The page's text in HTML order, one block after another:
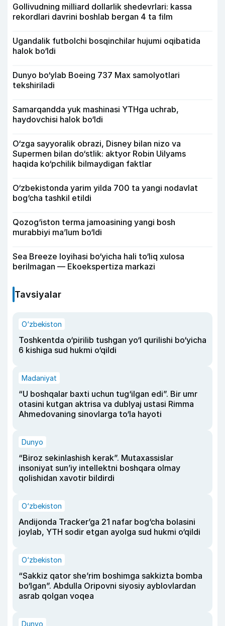
Gollivudning milliard dollarlik shedevrlari: kassa
rekordlari davrini boshlab bergan 4 ta film
Ugandalik futbolchi bosqinchilar hujumi oqibatida
halok bo‘ldi
Dunyo bo‘ylab Boeing 737 Max samolyotlari
tekshiriladi
Samarqandda yuk mashinasi YTHga uchrab,
haydovchisi halok bo‘ldi
O‘zga sayyoralik obrazi, Disney bilan nizo va
Supermen bilan do‘stlik: aktyor Robin Uilyams
haqida ko‘pchilik bilmaydigan faktlar
O‘zbekistonda yarim yilda 700 ta yangi nodavlat
bog‘cha tashkil etildi
Qozog‘iston terma jamoasining yangi bosh
murabbiyi ma’lum bo‘ldi
Sea Breeze loyihasi bo‘yicha hali to‘liq xulosa
berilmagan — Ekoekspertiza markazi
Tavsiyalar
O‘zbekiston
Toshkentda o‘pirilib tushgan yo‘l qurilishi bo‘yicha
6 kishiga sud hukmi o‘qildi
Madaniyat
“U boshqalar baxti uchun tug‘ilgan edi”. Bir umr
otasini kutgan aktrisa va dublyaj ustasi Rimma
Ahmedovaning sinovlarga to‘la hayoti
Dunyo
“Biroz sekinlashish kerak”. Mutaxassislar
insoniyat sun’iy intellektni boshqara olmay
qolishidan xavotir bildirdi
O‘zbekiston
Andijonda Tracker’ga 21 nafar bog‘cha bolasini
joylab, YTH sodir etgan ayolga sud hukmi o‘qildi
O‘zbekiston
“Sakkiz qator she’rim boshimga sakkizta bomba
bo‘lgan”. Abdulla Oripovni siyosiy ayblovlardan
asrab qolgan voqea
Dunyo